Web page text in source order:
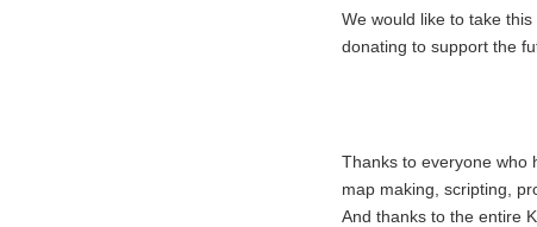
We would like to take
donating to support the
Thanks to everyone who
map making, scripting,
And thanks to the entire